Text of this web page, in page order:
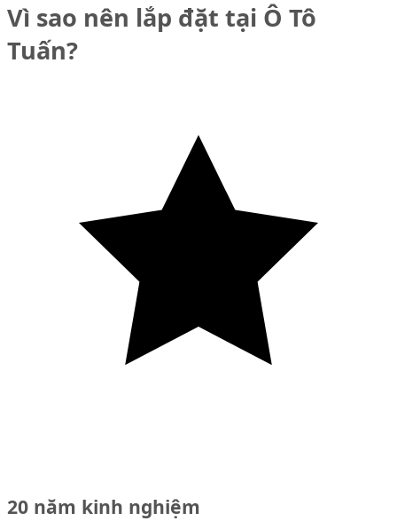
Vì sao nên lắp đặt tại Ô Tô
Tuấn?
20 năm kinh nghiệm